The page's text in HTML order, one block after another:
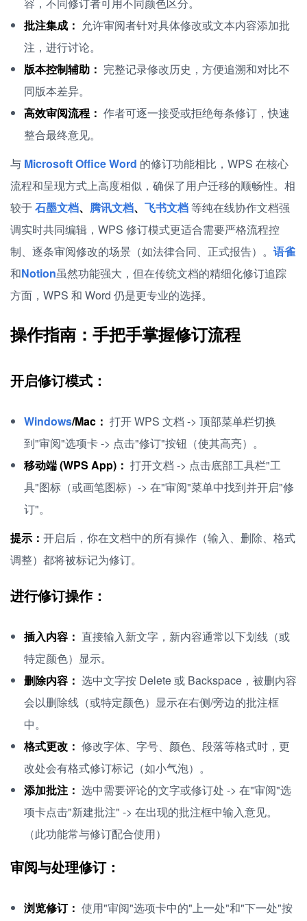
批注集成： 允许审阅者针对具体修改或文本内容添加批
注，进行讨论。
版本控制辅助： 完整记录修改历史，方便追溯和对比不
同版本差异。
高效审阅流程： 作者可逐一接受或拒绝每条修订，快速
整合最终意见。
与 Microsoft Office Word 的修订功能相比，WPS 在核心
流程和呈现方式上高度相似，确保了用户迁移的顺畅性。相
较于石墨文档、 腾讯文档、 飞书文档 等纯在线协作文档强
调实时共同编辑，WPS 修订模式更适合需要严格流程控
制、逐条审阅修改的场景（如法律合同、正式报告）。 语雀
和Notion虽然功能强大，但在传统文档的精细化修订追踪
方面，WPS 和 Word 仍是更专业的选择。
操作指南：手把手掌握修订流程
开启修订模式：
Windows/Mac： 打开 WPS 文档 -> 顶部菜单栏切换
到"审阅"选项卡 -> 点击"修订"按钮（使其高亮）。
移动端 (WPS App)： 打开文档 -> 点击底部工具栏"工
具"图标（或画笔图标）-> 在"审阅"菜单中找到并开启"修
订"。
提示： 开启后，你在文档中的所有操作（输入、删除、格式
调整）都将被标记为修订。
进行修订操作：
插入内容： 直接输入新文字，新内容通常以下划线（或
特定颜色）显示。
删除内容： 选中文字按 Delete 或 Backspace，被删内容
会以删除线（或特定颜色）显示在右侧/旁边的批注框
中。
格式更改： 修改字体、字号、颜色、段落等格式时，更
改处会有格式修订标记（如小气泡）。
添加批注： 选中需要评论的文字或修订处 -> 在"审阅"选
项卡点击"新建批注" -> 在出现的批注框中输入意见。
（此功能常与修订配合使用）
审阅与处理修订：
浏览修订： 使用"审阅"选项卡中的"上一处"和"下一处"按